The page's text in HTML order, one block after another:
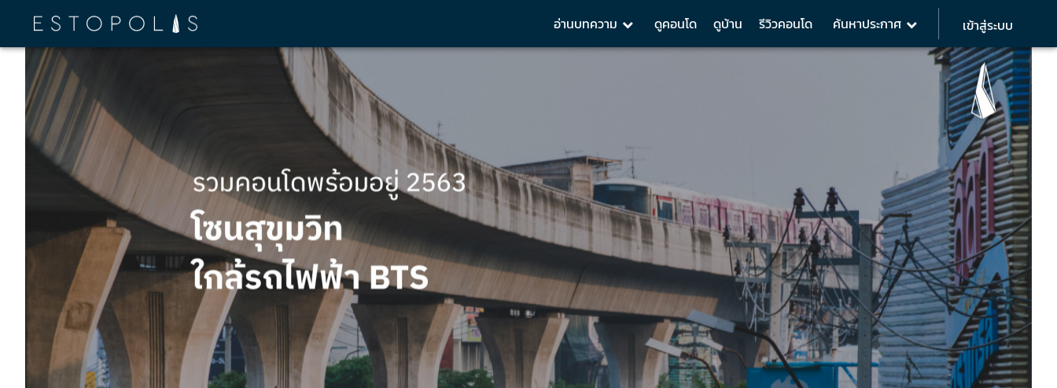
อ่านบทความ ดูคอนโด ดูบ้าน รีวิวคอนโด ค้นหาประกาศ เข้าสู่ระบบ